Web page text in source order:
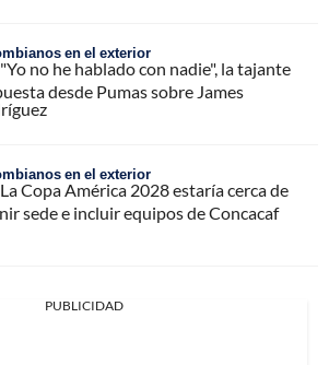
en el exterior
"Yo no he hablado con nadie", la tajante
desde Pumas sobre James
en el exterior
La Copa América 2028 estaría cerca de
sede e incluir equipos de Concacaf
PUBLICIDAD